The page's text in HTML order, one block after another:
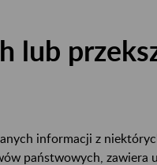
lub
informacji z
państwowych, zawiera